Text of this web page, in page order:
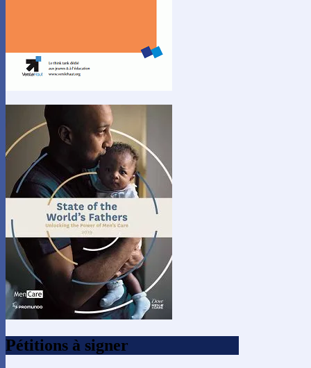
Pétitions à signer